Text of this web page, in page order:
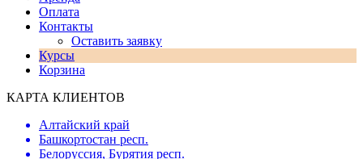
Оплата
Контакты
Оставить заявку
Курсы
Корзина
КАРТА КЛИЕНТОВ
Алтайский край
Башкортостан респ.
Белорусcия, Бурятия респ.